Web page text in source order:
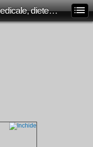
Corpul Uman - Informatii medicale, diete de slabit, boli si afectiuni